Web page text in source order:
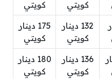
كويتي
كويتي
132 دينار
كويتي
175 دينار
كويتي
136 دينار
كويتي
180 دينار
كويتي